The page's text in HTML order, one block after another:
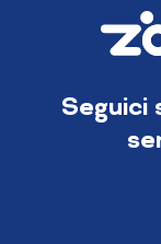
Seguici